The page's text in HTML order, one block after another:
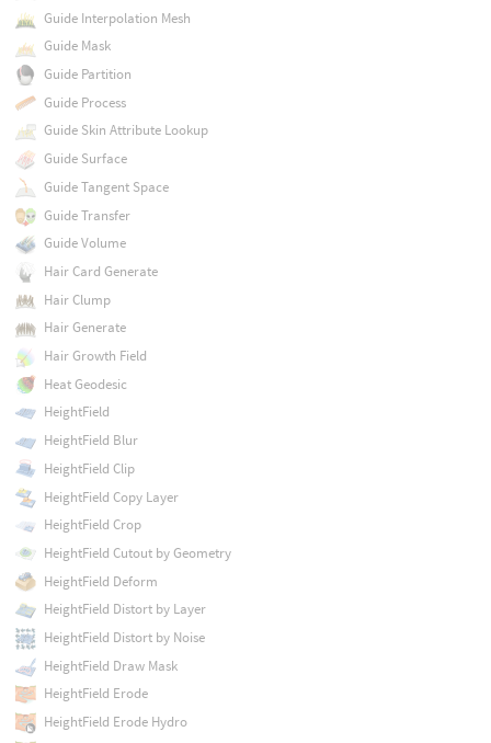
Guide Interpolation Mesh
Guide Mask
Guide Partition
Guide Process
Guide Skin Attribute Lookup
Guide Surface
Guide Tangent Space
Guide Transfer
Guide Volume
Hair Card Generate
Hair Clump
Hair Generate
Hair Growth Field
Heat Geodesic
HeightField
HeightField Blur
HeightField Clip
HeightField Copy Layer
HeightField Crop
HeightField Cutout by Geometry
HeightField Deform
HeightField Distort by Layer
HeightField Distort by Noise
HeightField Draw Mask
HeightField Erode
HeightField Erode Hydro